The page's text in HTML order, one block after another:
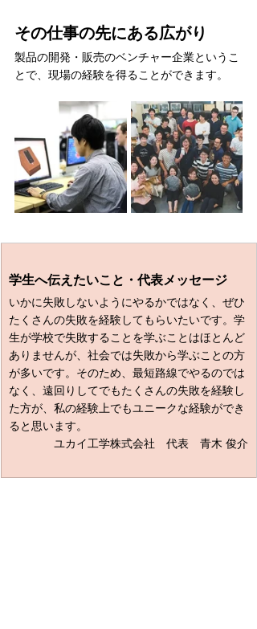
その仕事の先にある広がり
製品の開発・販売のベンチャー企業というこ
とで、現場の経験を得ることができます。
学生へ伝えたいこと・代表メッセージ
いかに失敗しないようにやるかではなく、ぜひ
たくさんの失敗を経験してもらいたいです。学
生が学校で失敗することを学ぶことはほとんど
ありませんが、社会では失敗から学ぶことの方
が多いです。そのため、最短路線でやるのでは
なく、遠回りしてでもたくさんの失敗を経験し
た方が、私の経験上でもユニークな経験ができ
ると思います。
ユカイ工学株式会社　代表　青木 俊介